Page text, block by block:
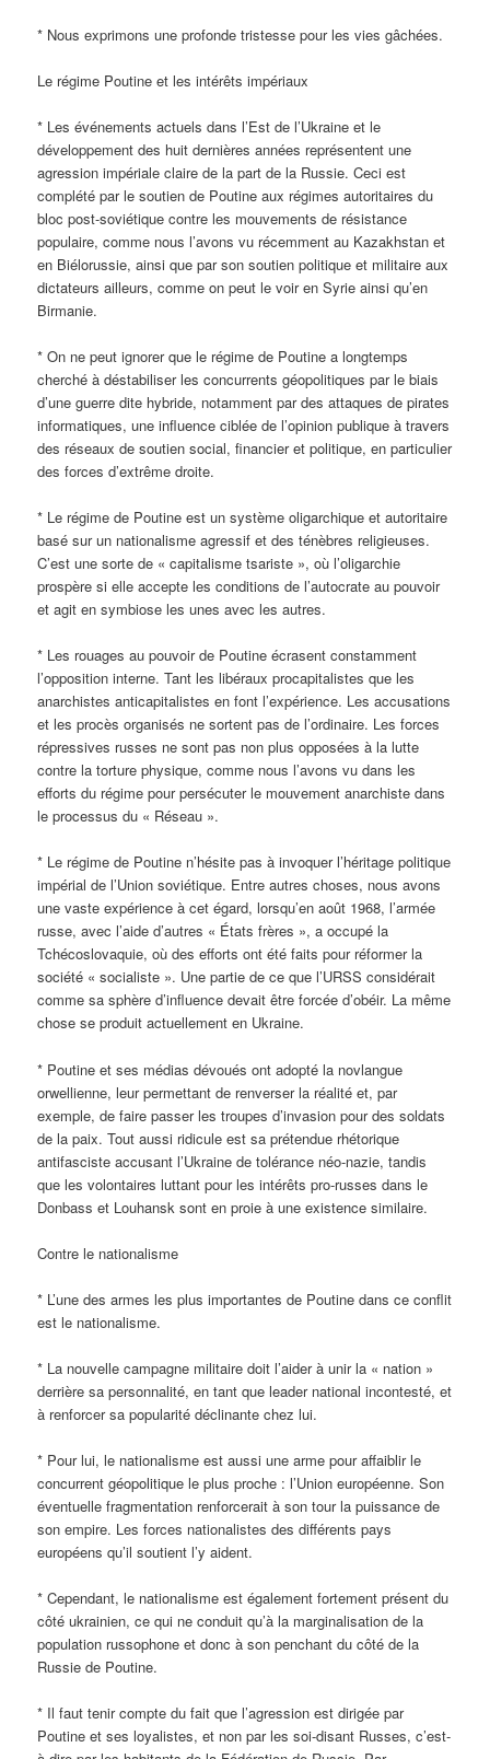
* Nous exprimons une profonde tristesse pour les vies gâchées.
Le régime Poutine et les intérêts impériaux
* Les événements actuels dans l’Est de l’Ukraine et le
développement des huit dernières années représentent une
agression impériale claire de la part de la Russie. Ceci est
complété par le soutien de Poutine aux régimes autoritaires du
bloc post-soviétique contre les mouvements de résistance
populaire, comme nous l’avons vu récemment au Kazakhstan et
en Biélorussie, ainsi que par son soutien politique et militaire aux
dictateurs ailleurs, comme on peut le voir en Syrie ainsi qu’en
Birmanie.
* On ne peut ignorer que le régime de Poutine a longtemps
cherché à déstabiliser les concurrents géopolitiques par le biais
d’une guerre dite hybride, notamment par des attaques de pirates
informatiques, une influence ciblée de l’opinion publique à travers
des réseaux de soutien social, financier et politique, en particulier
des forces d’extrême droite.
* Le régime de Poutine est un système oligarchique et autoritaire
basé sur un nationalisme agressif et des ténèbres religieuses.
C’est une sorte de « capitalisme tsariste », où l’oligarchie
prospère si elle accepte les conditions de l’autocrate au pouvoir
et agit en symbiose les unes avec les autres.
* Les rouages ​​au pouvoir de Poutine écrasent constamment
l’opposition interne. Tant les libéraux procapitalistes que les
anarchistes anticapitalistes en font l’expérience. Les accusations
et les procès organisés ne sortent pas de l’ordinaire. Les forces
répressives russes ne sont pas non plus opposées à la lutte
contre la torture physique, comme nous l’avons vu dans les
efforts du régime pour persécuter le mouvement anarchiste dans
le processus du « Réseau ».
* Le régime de Poutine n’hésite pas à invoquer l’héritage politique
impérial de l’Union soviétique. Entre autres choses, nous avons
une vaste expérience à cet égard, lorsqu’en août 1968, l’armée
russe, avec l’aide d’autres « États frères », a occupé la
Tchécoslovaquie, où des efforts ont été faits pour réformer la
société « socialiste ». Une partie de ce que l’URSS considérait
comme sa sphère d’influence devait être forcée d’obéir. La même
chose se produit actuellement en Ukraine.
* Poutine et ses médias dévoués ont adopté la novlangue
orwellienne, leur permettant de renverser la réalité et, par
exemple, de faire passer les troupes d’invasion pour des soldats
de la paix. Tout aussi ridicule est sa prétendue rhétorique
antifasciste accusant l’Ukraine de tolérance néo-nazie, tandis
que les volontaires luttant pour les intérêts pro-russes dans le
Donbass et Louhansk sont en proie à une existence similaire.
Contre le nationalisme
* L’une des armes les plus importantes de Poutine dans ce conflit
est le nationalisme.
* La nouvelle campagne militaire doit l’aider à unir la « nation »
derrière sa personnalité, en tant que leader national incontesté, et
à renforcer sa popularité déclinante chez lui.
* Pour lui, le nationalisme est aussi une arme pour affaiblir le
concurrent géopolitique le plus proche : l’Union européenne. Son
éventuelle fragmentation renforcerait à son tour la puissance de
son empire. Les forces nationalistes des différents pays
européens qu’il soutient l’y aident.
* Cependant, le nationalisme est également fortement présent du
côté ukrainien, ce qui ne conduit qu’à la marginalisation de la
population russophone et donc à son penchant du côté de la
Russie de Poutine.
* Il faut tenir compte du fait que l’agression est dirigée par
Poutine et ses loyalistes, et non par les soi-disant Russes, c’est-